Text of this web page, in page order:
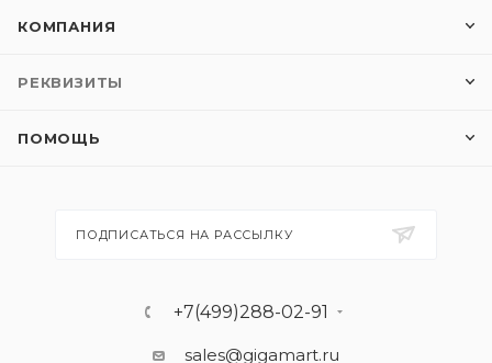
КОМПАНИЯ
РЕКВИЗИТЫ
ПОМОЩЬ
ПОДПИСАТЬСЯ НА РАССЫЛКУ
+7(499)288-02-91
sales@gigamart.ru